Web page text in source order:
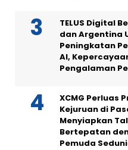
TELUS Digital
dan Argentina
Peningkatan
AI,
Pengalaman
XCMG Perluas
Kejuruan di
Menyiapkan
Bertepatan
Pemuda